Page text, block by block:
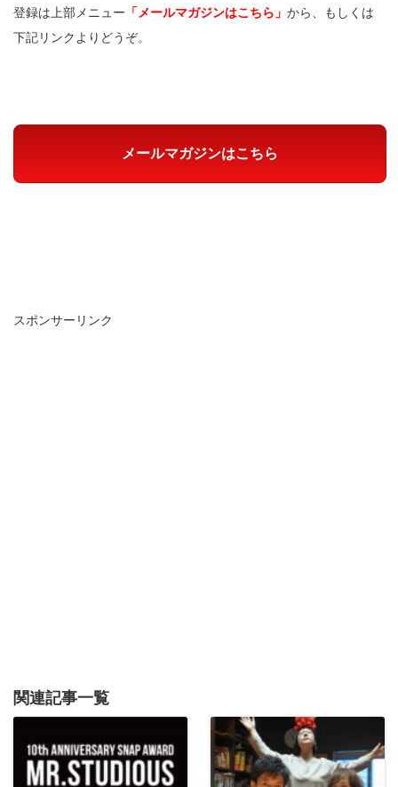
登録は上部メニュー 「メールマガジンはこちら」 から、もしくは
下記リンクよりどうぞ。
メールマガジンはこちら
スポンサーリンク
関連記事一覧